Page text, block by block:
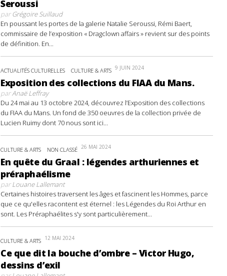
Seroussi
parGrégoire Suillaud
En poussant les portes de la galerie Natalie Seroussi, Rémi Baert,
commissaire de l’exposition « Dragclown affairs » revient sur des points
de définition. En...
ACTUALITÉS CULTURELLES CULTURE & ARTS 9 JUIN 2024
Exposition des collections du FIAA du Mans.
parAnaë Leffray
Du 24 mai au 13 octobre 2024, découvrez l’Exposition des collections
du FIAA du Mans. Un fond de 350 oeuvres de la collection privée de
Lucien Ruimy dont 70 nous sont ici...
CULTURE & ARTS NON CLASSÉ 26 MAI 2024
En quête du Graal : légendes arthuriennes et
préraphaélisme
parLouane Lallemant
Certaines histoires traversent les âges et fascinent les Hommes, parce
que ce qu'elles racontent est éternel : les Légendes du Roi Arthur en
sont. Les Préraphaélites s'y sont particulièrement...
CULTURE & ARTS 12 MAI 2024
Ce que dit la bouche d’ombre – Victor Hugo,
dessins d’exil